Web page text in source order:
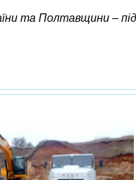
та Полтавщини –